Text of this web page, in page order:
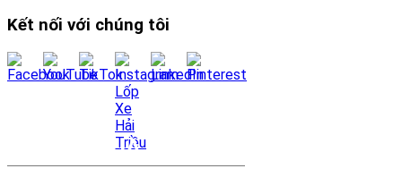
Kết nối với chúng tôi
LIÊN HỆ QUA FANPAGE